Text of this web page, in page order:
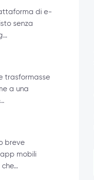
di e-
senza
trasformasse
a una
breve
mobili